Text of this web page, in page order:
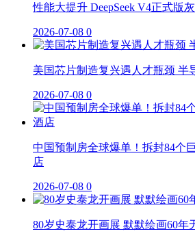
性能大提升 DeepSeek V4正式版
2026-07-08 0
美国芯片制造复兴遇人才瓶颈 半
2026-07-08 0
中国预制房全球爆单！拆封84个
店
2026-07-08 0
80岁史泰龙开画展 默默绘画60年